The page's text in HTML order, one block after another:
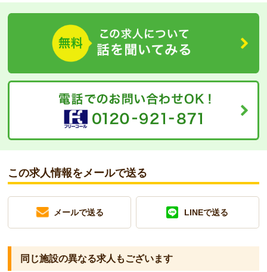
この求人情報をメールで送る
メールで送る LINEで送る
同じ施設の異なる求人もございます